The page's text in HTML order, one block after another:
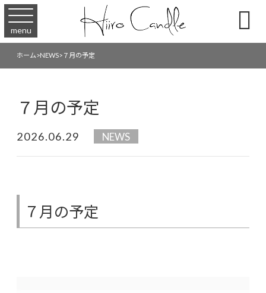
menu 
ホーム>NEWS>７月の予定
７月の予定
2026.06.29 NEWS
７月の予定